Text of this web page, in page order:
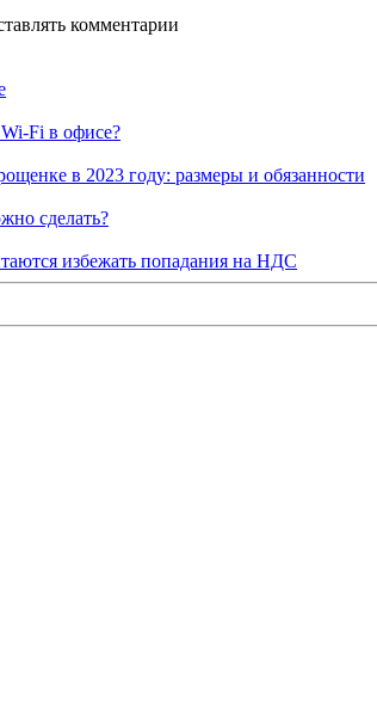
комментарии
Fi в офисе?
в 2023 году: размеры и обязанности
сделать?
избежать попадания на НДС